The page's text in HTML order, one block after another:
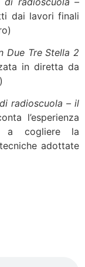
dai lavori finali
Due Tre Stella 2
in diretta da
radioscuola – il
l’esperienza
a cogliere la
adottate